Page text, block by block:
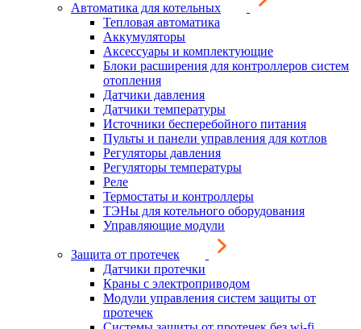
Автоматика для котельных
Тепловая автоматика
Аккумуляторы
Аксессуары и комплектующие
Блоки расширения для контроллеров систем
отопления
Датчики давления
Датчики температуры
Источники бесперебойного питания
Пульты и панели управления для котлов
Регуляторы давления
Регуляторы температуры
Реле
Термостаты и контроллеры
ТЭНы для котельного оборудования
Управляющие модули
Защита от протечек
Датчики протечки
Краны с электроприводом
Модули управления систем защиты от
протечек